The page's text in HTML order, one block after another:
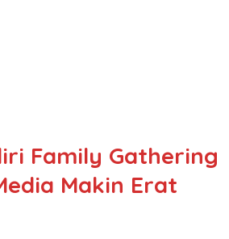
Family Gathering
Makin Erat